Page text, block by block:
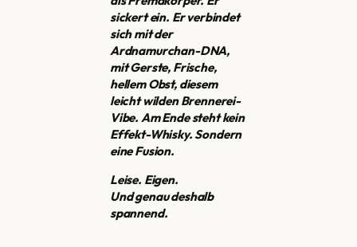
sickert ein. Er verbindet
sich mit der
Ardnamurchan-DNA,
mit Gerste, Frische,
hellem Obst, diesem
leicht wilden Brennerei-
Vibe. Am Ende steht kein
Effekt-Whisky. Sondern
eine Fusion.
Leise. Eigen.
Und genau deshalb
spannend.